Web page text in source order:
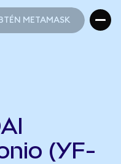
METAMASK
(YF-